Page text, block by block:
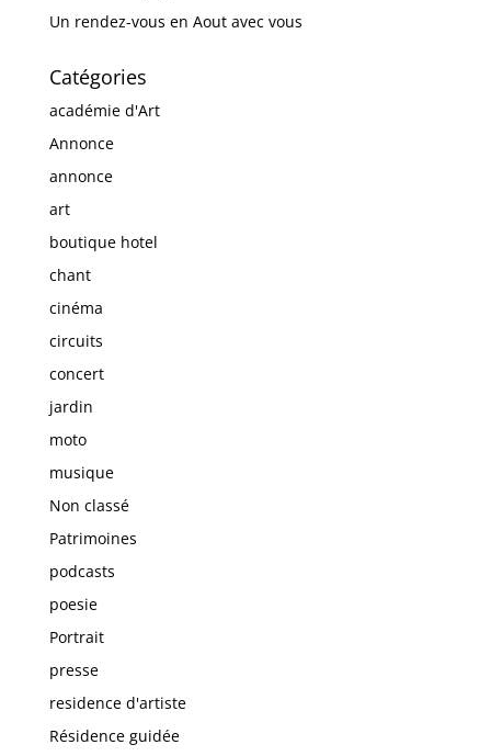
Un rendez-vous en Aout avec vous
Catégories
académie d'Art
Annonce
annonce
art
boutique hotel
chant
cinéma
circuits
concert
jardin
moto
musique
Non classé
Patrimoines
podcasts
poesie
Portrait
presse
residence d'artiste
Résidence guidée